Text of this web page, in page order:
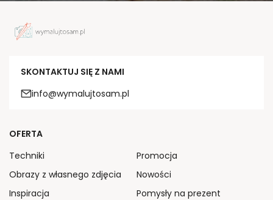
SKONTAKTUJ SIĘ Z NAMI
info@wymalujtosam.pl
OFERTA
Techniki
Obrazy z własnego zdjęcia
Inspiracja
Promocja
Nowości
Pomysły na prezent